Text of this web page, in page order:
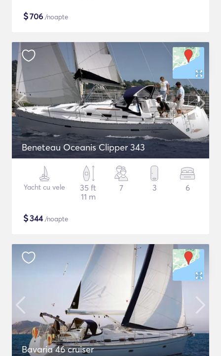
$706 /noapte
Beneteau Oceanis Clipper 343
Yacht cu vele
35 ft
11 m
7 3 6
$344/noapte
Bavaria 46 cruiser